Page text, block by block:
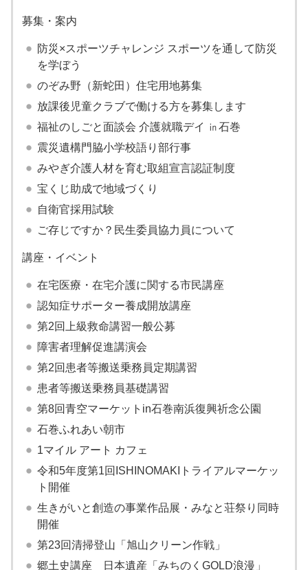
募集・案内
防災×スポーツチャレンジ スポーツを通して防災
を学ぼう
のぞみ野（新蛇田）住宅用地募集
放課後児童クラブで働ける方を募集します
福祉のしごと面談会 介護就職デイ ㏌石巻
震災遺構門脇小学校語り部行事
みやぎ介護人材を育む取組宣言認証制度
宝くじ助成で地域づくり
自衛官採用試験
ご存じですか？民生委員協力員について
講座・イベント
在宅医療・在宅介護に関する市民講座
認知症サポーター養成開放講座
第2回上級救命講習一般公募
障害者理解促進講演会
第2回患者等搬送乗務員定期講習
患者等搬送乗務員基礎講習
第8回青空マーケットin石巻南浜復興祈念公園
石巻ふれあい朝市
1マイル アート カフェ
令和5年度第1回ISHINOMAKIトライアルマーケッ
ト開催
生きがいと創造の事業作品展・みなと荘祭り同時
開催
第23回清掃登山「旭山クリーン作戦」
郷土史講座 日本遺産「みちのくGOLD浪漫」